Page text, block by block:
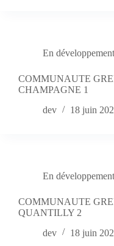
En développement
COMMUNAUTE
CHAMPAGNE 1
dev
18 juin
En développement
COMMUNAUTE
QUANTILLY 2
dev
18 juin